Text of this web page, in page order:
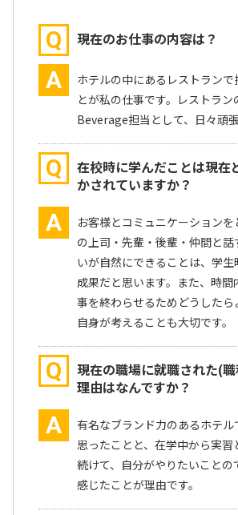
Q 現在のお仕事の内容は？
A
ホテルの中にあるレストランで
とが私の仕事です。レストラン
Beverage担当として、日々頑張
Q
在校時に学んだことは現在
かされていますか？
A
お客様とコミュニケーション
の上司・先輩・後輩・仲間と
いが自然にできることは、学生
成果だと思います。また、時
事を終わらせるためどうした
自身が考えることも大切です。
Q
現在の職場に就職された(
理由はなんですか？
A
有名なブランド力のあるホテル
思ったことと、在学中から実習
続けて、自分がやりたいことの
感じたことが理由です。